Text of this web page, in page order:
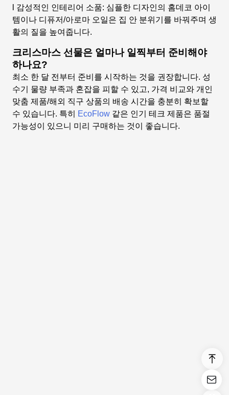
l 감성적인 인테리어 소품: 심플한 디자인의 홈데코 아이
템이나 디퓨저/아로마 오일은 집 안 분위기를 바꿔주며 생
활의 질을 높여줍니다.
크리스마스 선물은 얼마나 일찍부터 준비해야
하나요?
최소 한 달 전부터 준비를 시작하는 것을 권장합니다. 성
수기 물량 부족과 혼잡을 피할 수 있고, 가격 비교와 개인
맞춤 제품/해외 직구 상품의 배송 시간을 충분히 확보할
수 있습니다. 특히
EcoFlow 같은 인기 테크 제품은 품절
가능성이 있으니 미리 구매하는 것이 좋습니다.